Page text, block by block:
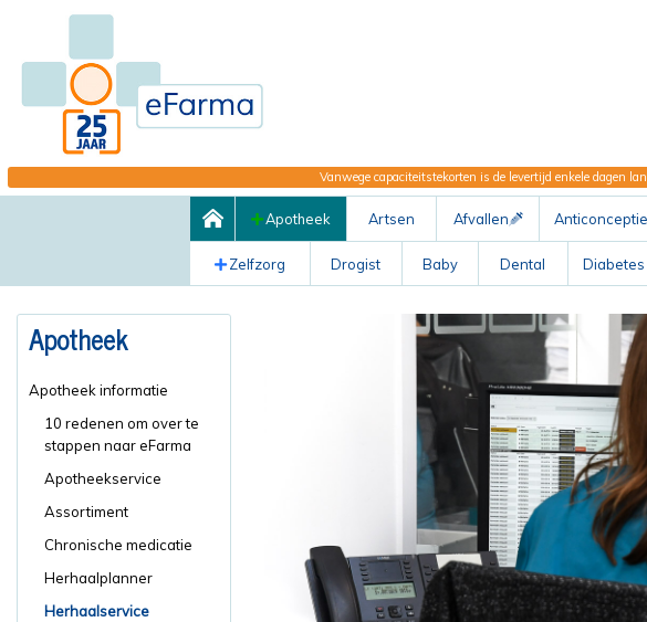
Vanwege capaciteitstekorten is de levertijd enkele dagen
Apotheek Artsen Afvallen Anticonceptie
Zelfzorg Drogist Baby Dental Diabetes
Apotheek
Apotheek informatie
10 redenen om over te
stappen naar eFarma
Apotheekservice
Assortiment
Chronische medicatie
Herhaalplanner
Herhaalservice